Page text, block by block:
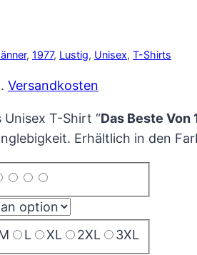
, 1977, Lustig, Unisex, T-Shirts
Versandkosten
T-Shirt “Das Beste Von
Erhältlich in den
L XL 2XL 3XL